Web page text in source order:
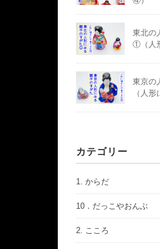
東北の
①（人
東京の
（人
カテゴリー
1. からだ
10．だっこやおんぶ
2. こころ